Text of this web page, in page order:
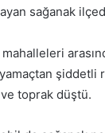
sağanak
şiddetli
toprak düştü.